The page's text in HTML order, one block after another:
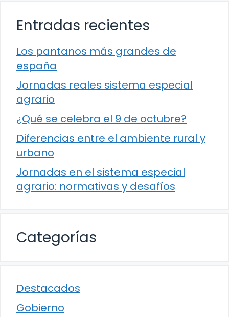
Entradas recientes
Los pantanos más grandes de
españa
Jornadas reales sistema especial
agrario
¿Qué se celebra el 9 de octubre?
Diferencias entre el ambiente rural y
urbano
Jornadas en el sistema especial
agrario: normativas y desafíos
Categorías
Destacados
Gobierno